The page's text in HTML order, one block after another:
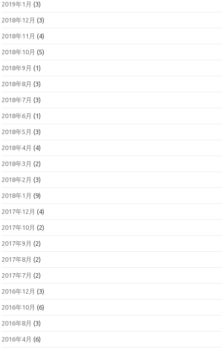
2019年1月 (3)
2018年12月 (3)
2018年11月 (4)
2018年10月 (5)
2018年9月 (1)
2018年8月 (3)
2018年7月 (3)
2018年6月 (1)
2018年5月 (3)
2018年4月 (4)
2018年3月 (2)
2018年2月 (3)
2018年1月 (9)
2017年12月 (4)
2017年10月 (2)
2017年9月 (2)
2017年8月 (2)
2017年7月 (2)
2016年12月 (3)
2016年10月 (6)
2016年8月 (3)
2016年4月 (6)